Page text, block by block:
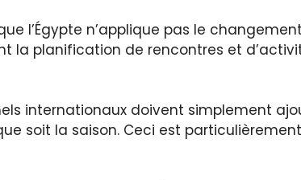
l’Égypte n’applique pas le
la planification de rencontres et
internationaux doivent simplement
soit la saison. Ceci est